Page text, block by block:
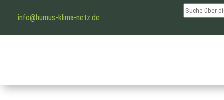
info@humus-klima-netz.de